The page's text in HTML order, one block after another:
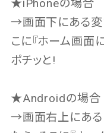
★iPhoneの場合
→画面下にある変
こに『ホーム画面
ポチッと!
★Androidの場合
→画面右上にある